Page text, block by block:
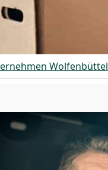
Wolfenbüttel